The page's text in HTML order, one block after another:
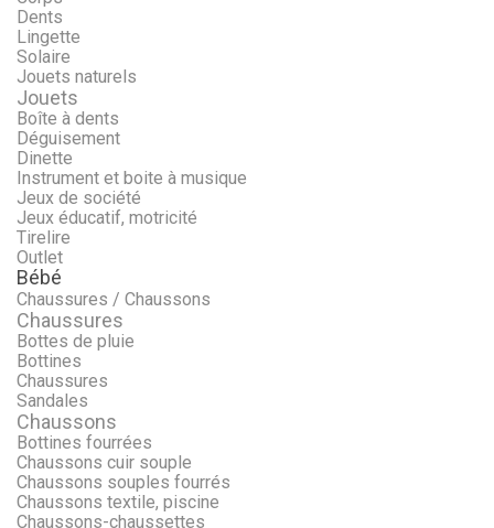
Dents
Lingette
Solaire
Jouets naturels
Jouets
Boîte à dents
Déguisement
Dinette
Instrument et boite à musique
Jeux de société
Jeux éducatif, motricité
Tirelire
Outlet
Bébé
Chaussures / Chaussons
Chaussures
Bottes de pluie
Bottines
Chaussures
Sandales
Chaussons
Bottines fourrées
Chaussons cuir souple
Chaussons souples fourrés
Chaussons textile, piscine
Chaussons-chaussettes